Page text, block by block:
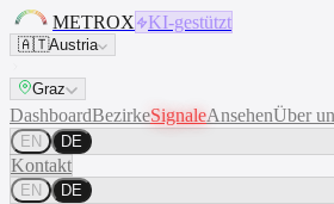
METROX KI-gestützt
🇦🇹Austria
Graz
DashboardBezirkeSignaleAnsehenÜber
EN DE
Kontakt
EN DE